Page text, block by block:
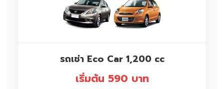
รถเช่า Eco Car 1,200 cc
เริ่มต้น 590 บาท